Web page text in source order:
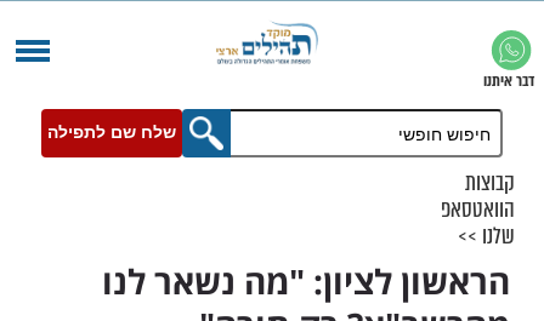
שלח שם לתפילה